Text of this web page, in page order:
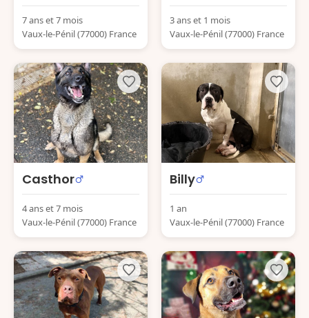
7 ans et 7 mois
Vaux-le-Pénil (77000) France
3 ans et 1 mois
Vaux-le-Pénil (77000) France
Casthor
4 ans et 7 mois
Vaux-le-Pénil (77000) France
Billy
1 an
Vaux-le-Pénil (77000) France